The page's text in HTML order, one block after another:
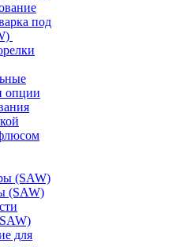
под
опции
(SAW)
(SAW)
для